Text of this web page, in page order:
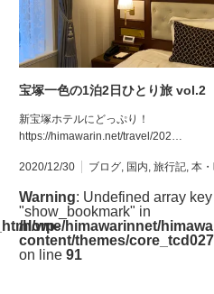
wp-
宝塚一色の1泊2日ひとり旅 vol.2
新宝塚ホテルにどっぷり！
https://himawarin.net/travel/202…
2020/12/30 ブログ, 国内, 旅行記, 本
Warning: Undefined array key
"show_bookmark" in
/home/himawarinnet/
content/themes/
on line 91